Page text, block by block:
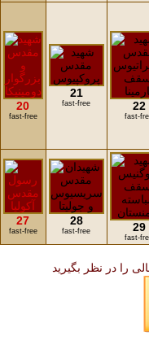
20
fast-free
21
fast-free 22
fast-
27
fast-free
28
fast-free 29
fast-
را در نظر بگیرید